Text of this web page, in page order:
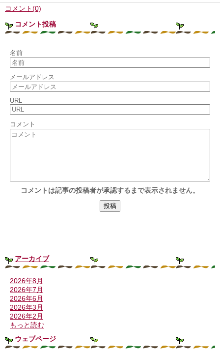
コメント(0)
コメント投稿
名前
メールアドレス
URL
コメント
コメントは記事の投稿者が承認するまで表示されません。
アーカイブ
2026年8月
2026年7月
2026年6月
2026年3月
2026年2月
もっと読む
ウェブページ